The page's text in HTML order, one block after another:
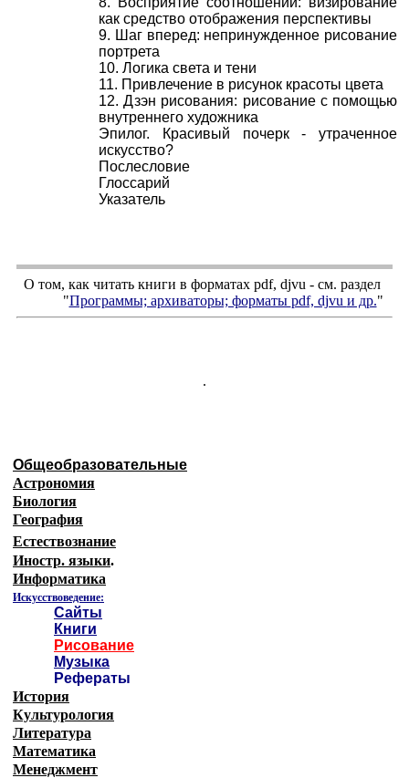
как средство отображения перспективы
9. Шаг вперед: непринужденное рисование
портрета
10. Логика света и тени
11. Привлечение в рисунок красоты цвета
12. Дзэн рисования: рисование с помощью
внутреннего художника
Эпилог. Красивый почерк - утраченное
искусство?
Послесловие
Глоссарий
Указатель
О том, как читать книги в форматах pdf, djvu - см. раздел
"Программы; архиваторы; форматы pdf, djvu и др."
.
Общеобразовательные
Астрономия
Биология
География
Естествознание
Иностр. языки.
Информатика
Искусствоведение:
Сайты
Книги
Рисование
Музыка
Рефераты
История
Культурология
Литература
Математика
Менеджмент